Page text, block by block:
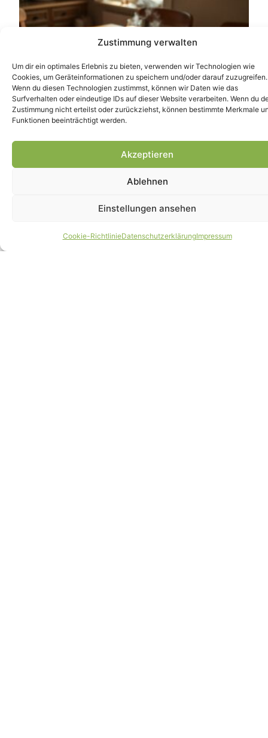
Zustimmung verwalten
Um dir ein optimales Erlebnis zu bieten, verwenden wir Technologien wie
Cookies, um Geräteinformationen zu speichern und/oder darauf zuzugreifen.
Wenn du diesen Technologien zustimmst, können wir Daten wie das
Surfverhalten oder eindeutige IDs auf dieser Website verarbeiten. Wenn du
Zustimmung nicht erteilst oder zurückziehst, können bestimmte Merkmale
Funktionen beeinträchtigt werden.
Akzeptieren
Ablehnen
Einstellungen ansehen
Cookie-RichtlinieDatenschutzerklärungImpressum
Frische Leckereien und hausgemachte